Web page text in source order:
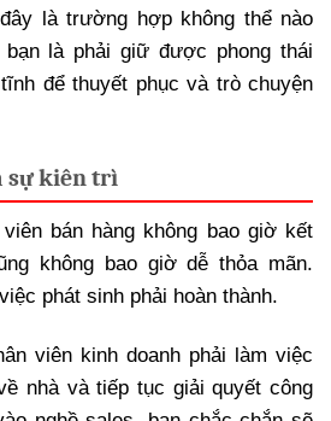
là trường hợp không thể nào
là phải giữ được phong thái
để thuyết phục và trò chuyện
sự kiên trì
bán hàng không bao giờ kết
không bao giờ dễ thỏa mãn.
phát sinh phải hoàn thành.
viên kinh doanh phải làm việc
nhà và tiếp tục giải quyết công